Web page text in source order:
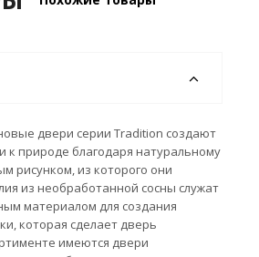
двери серии Tradition создают
к природе благодаря натуральному
рисунком, из которого они
из необработанной сосны служат
материалом для создания
которая сделает дверь
имеются двери